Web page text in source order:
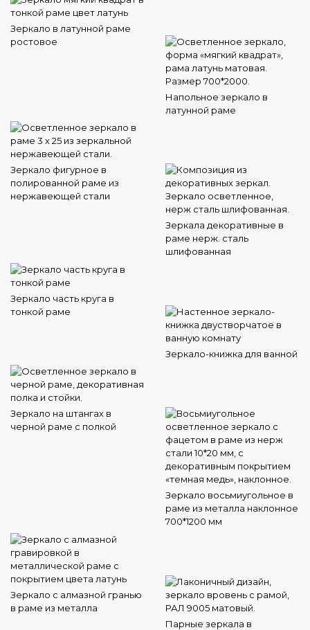
Зеркало в латунной раме
ростовое
Напольное зеркало в
латунной раме
Зеркало фигурное в
полированной раме из
нержавеющей стали
Зеркала декоративные в
раме нерж. сталь
шлифованная
Зеркало часть круга в
тонкой раме
Зеркало-книжка для ванной
Зеркало на штангах в
черной раме с полкой
Зеркало восьмиугольное в
раме из металла наклонное
700*1200 мм
Зеркало с алмазной гранью
в раме из металла
Парные зеркала в